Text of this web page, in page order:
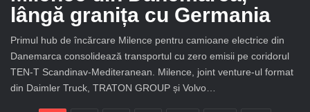
lângă granița cu Germania
Primul hub de încărcare Milence pentru camioane electrice din
Danemarca consolidează transportul cu zero emisii pe coridorul
TEN-T Scandinav-Mediteranean. Milence, joint venture-ul format
din Daimler Truck, TRATON GROUP și Volvo…